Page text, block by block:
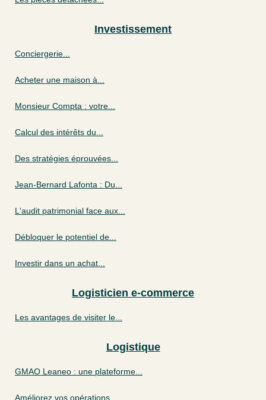
Investissement
Conciergerie...
Acheter une maison à...
Monsieur Compta : votre...
Calcul des intérêts du...
Des stratégies éprouvées...
Jean-Bernard Lafonta : Du...
L'audit patrimonial face aux...
Débloquer le potentiel de...
Investir dans un achat...
Logisticien e-commerce
Les avantages de visiter le...
Logistique
GMAO Leaneo : une plateforme...
Améliorez vos opérations...